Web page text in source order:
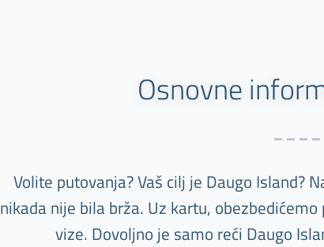
Osnovne
Volite putovanja? Vaš cilj je Daugo Island?
nikada nije bila brža. Uz kartu,
vize. Dovoljno je samo reći Daugo